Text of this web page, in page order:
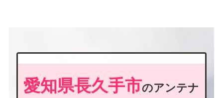
愛知県長久手市のアンテナ